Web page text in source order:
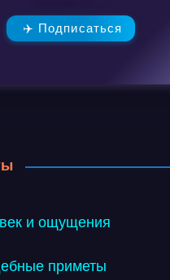
✈️ Подписаться
и ощущения
приметы